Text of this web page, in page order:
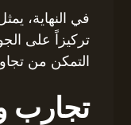
في النهاية،
تركيزاً على
التمكن من
تجارب